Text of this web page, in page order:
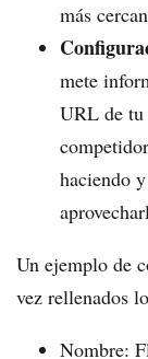
más
mete
URL de tu
haciendo
Un ejemplo de
vez rellenados
Nombre: